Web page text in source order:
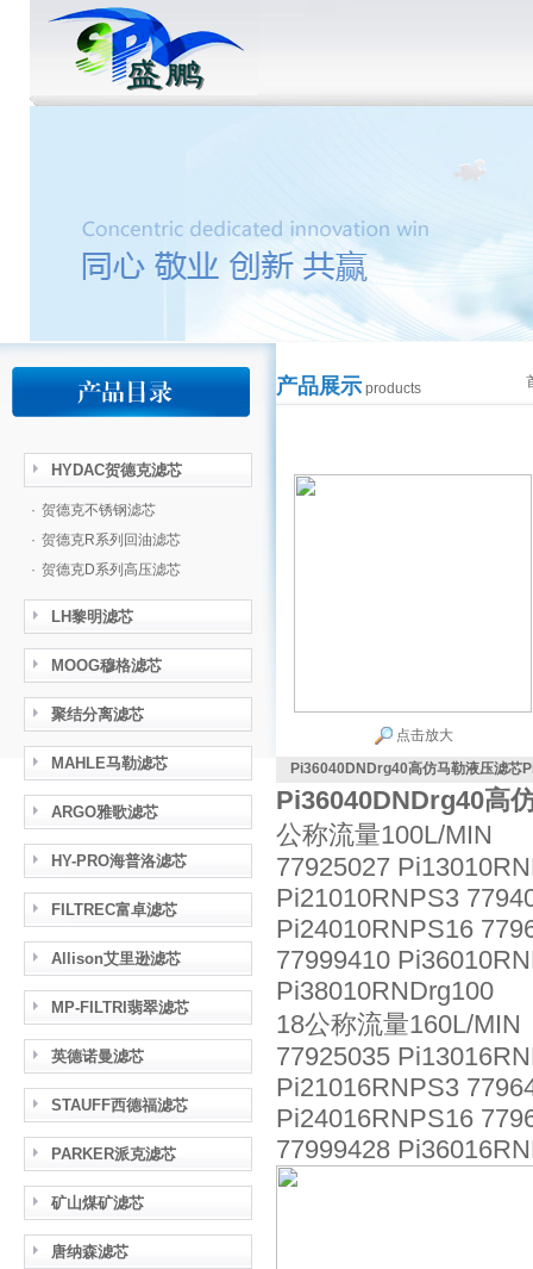
HYDAC贺德克滤芯
· 贺德克不锈钢滤芯
· 贺德克R系列回油滤芯
· 贺德克D系列高压滤芯
LH黎明滤芯
MOOG穆格滤芯
聚结分离滤芯
MAHLE马勒滤芯
ARGO雅歌滤芯
HY-PRO海普洛滤芯
FILTREC富卓滤芯
Allison艾里逊滤芯
MP-FILTRI翡翠滤芯
英德诺曼滤芯
STAUFF西德福滤芯
PARKER派克滤芯
矿山煤矿滤芯
唐纳森滤芯
产品展示 products
点击放大
Pi36040DNDrg40高仿马勒液压滤芯
Pi36040DNDrg40高
公称流量100L/MIN
77925027
Pi21010RNPS3
Pi24010RNPS16
77999410
Pi38010RNDrg100
18公称流量160L/MIN
77925035
Pi21016RNPS3
Pi24016RNPS16
77999428